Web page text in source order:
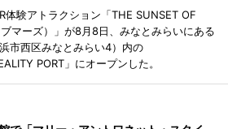
体験アトラクション「THE SUNSET OF
マーズ）」が8月8日、みなとみらいにある
市西区みなとみらい4）内の
PORT」にオープンした。